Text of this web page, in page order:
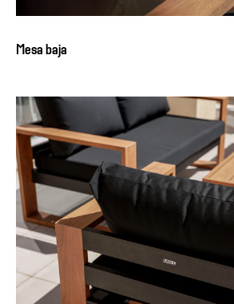
Mesa baja